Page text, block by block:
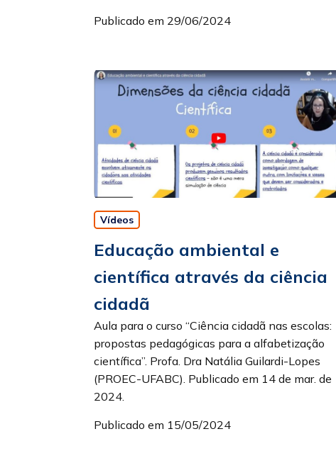
Publicado em 29/06/2024
Vídeos
Educação ambiental e
científica através da ciência
cidadã
Aula para o curso “Ciência cidadã nas escolas:
propostas pedagógicas para a alfabetização
científica”. Profa. Dra Natália Guilardi-Lopes
(PROEC-UFABC). Publicado em 14 de mar. de
2024.
Publicado em 15/05/2024